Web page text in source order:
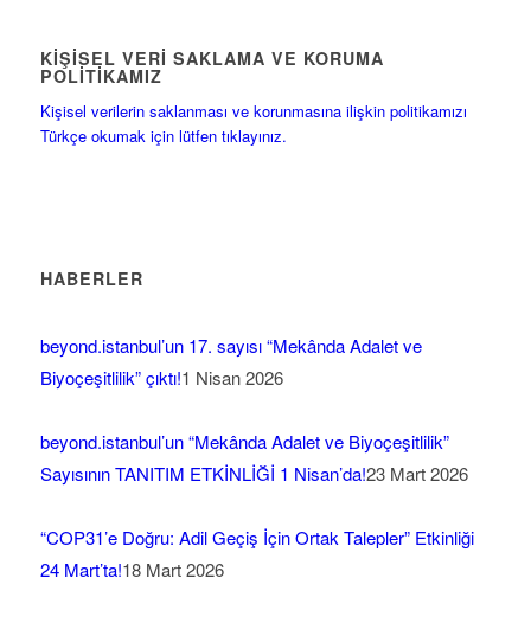
KIŞISEL VERI SAKLAMA VE KORUMA
POLITIKAMIZ
Kişisel verilerin saklanması ve korunmasına ilişkin politikamızı
Türkçe okumak için lütfen tıklayınız.
HABERLER
beyond.istanbul’un 17. sayısı “Mekânda Adalet ve
Biyoçeşitlilik” çıktı!1 Nisan 2026
beyond.istanbul’un “Mekânda Adalet ve Biyoçeşitlilik”
Sayısının TANITIM ETKİNLİĞİ 1 Nisan’da!23 Mart 2026
“COP31’e Doğru: Adil Geçiş İçin Ortak Talepler” Etkinliği
24 Mart’ta!18 Mart 2026